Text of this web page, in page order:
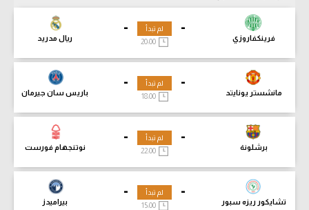
-
فرينكفاروزي
-
ريال مدريد
لم تبدأ
-
مانشستر يونايتد
-
باريس سان جيرمان
لم تبدأ
18:00
-
برشلونة
-
نوتنجهام فورست
لم تبدأ
-
تشايكور ريزه سبور
-
بيراميدز
لم تبدأ
15:00